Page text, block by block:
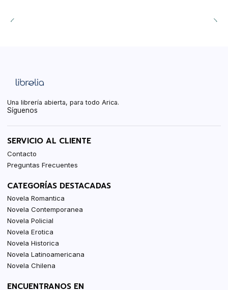
Una librería abierta, para todo Arica.
Síguenos
SERVICIO AL CLIENTE
Contacto
Preguntas Frecuentes
CATEGORÍAS DESTACADAS
Novela Romantica
Novela Contemporanea
Novela Policial
Novela Erotica
Novela Historica
Novela Latinoamericana
Novela Chilena
ENCUENTRANOS EN